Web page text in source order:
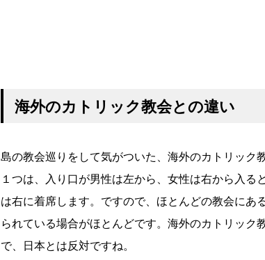
海外のカトリック教会との違い
島の教会巡りをして気がついた、海外のカトリック
１つは、入り口が男性は左から、女性は右から入
は右に着席します。ですので、ほとんどの教会に
られている場合がほとんどです。海外のカトリッ
で、日本とは反対ですね。